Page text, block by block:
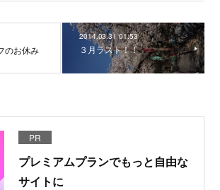
のお休み
2014.03.31 01:53
３月ラスト！！
PR
プレミアムプランでもっと自由な
サイトに